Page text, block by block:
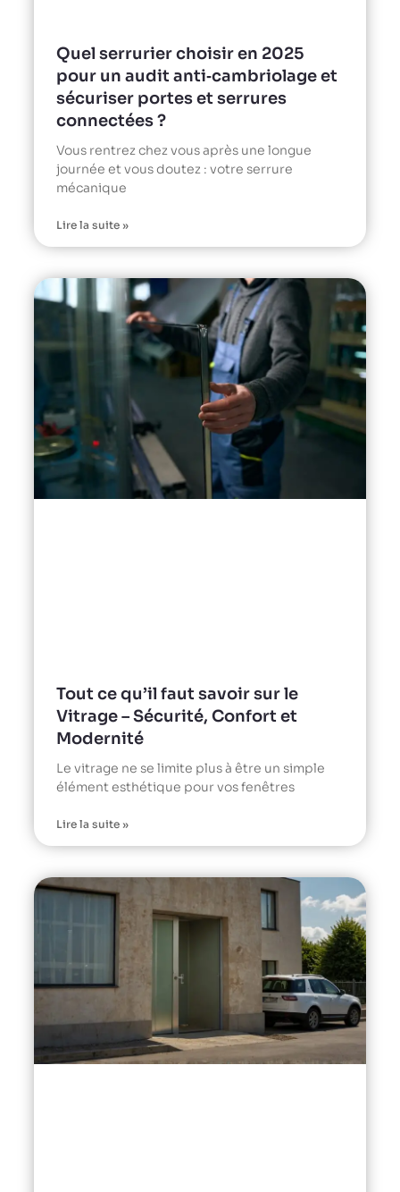
Quel serrurier choisir en 2025
pour un audit anti‑cambriolage et
sécuriser portes et serrures
connectées ?
Vous rentrez chez vous après une longue
journée et vous doutez : votre serrure
mécanique
Lire la suite »
Tout ce qu’il faut savoir sur le
Vitrage – Sécurité, Confort et
Modernité
Le vitrage ne se limite plus à être un simple
élément esthétique pour vos fenêtres
Lire la suite »